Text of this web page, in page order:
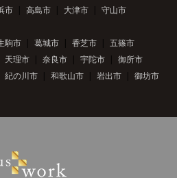
市 高島市 大津市
守山市
駒市 葛城市 香芝市
五篠市
天理市 奈良市 宇陀市
御所市
紀の川市 和歌山市 岩出市
御坊市